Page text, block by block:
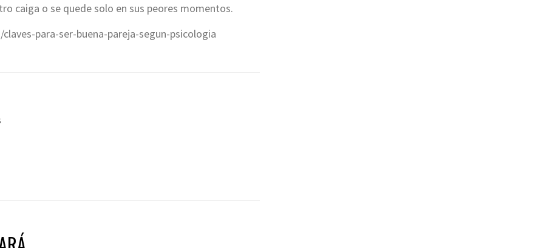
caiga o se quede solo en sus peores momentos.
para-ser-buena-pareja-segun-psicologia